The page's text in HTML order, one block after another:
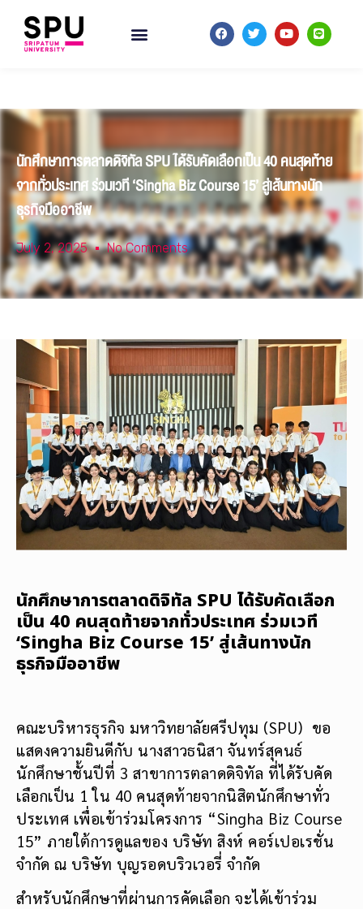
นักศึกษาการตลาดดิจิทัล SPU ได้รับคัดเลือกเป็น 40 คนสุดท้าย
จากทั่วประเทศ ร่วมเวที ‘Singha Biz Course 15’ สู่เส้นทางนัก
ธุรกิจมืออาชีพ
July 2, 2025 No Comments
นักศึกษาการตลาดดิจิทัล SPU ได้รับคัดเลือก
เป็น 40 คนสุดท้ายจากทั่วประเทศ ร่วมเวที
‘Singha Biz Course 15’ สู่เส้นทางนัก
ธุรกิจมืออาชีพ
คณะบริหารธุรกิจ มหาวิทยาลัยศรีปทุม (SPU) ขอ
แสดงความยินดีกับ นางสาวธนิสา จันทร์สุคนธ์
นักศึกษาชั้นปีที่ 3 สาขาการตลาดดิจิทัล ที่ได้รับคัด
เลือกเป็น 1 ใน 40 คนสุดท้ายจากนิสิตนักศึกษาทั่ว
ประเทศ เพื่อเข้าร่วมโครงการ “Singha Biz Course
15” ภายใต้การดูแลของ บริษัท สิงห์ คอร์เปอเรชั่น
จำกัด ณ บริษัท บุญรอดบริวเวอรี่ จำกัด
สำหรับนักศึกษาที่ผ่านการคัดเลือก จะได้เข้าร่วม